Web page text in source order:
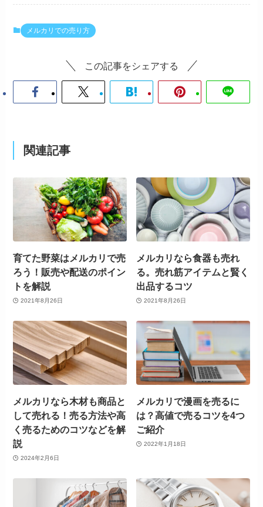
メルカリでの売り方
この記事をシェアする
関連記事
育てた野菜はメルカリで売
ろう！販売や配送のポイン
トを解説
2021年8月26日
メルカリなら食器も売れ
る。売れ筋アイテムと賢く
出品するコツ
2021年8月26日
メルカリなら木材も商品と
して売れる！売る方法や高
く売るためのコツなどを解
説
2024年2月6日
メルカリで漫画を売るに
は？高値で売るコツを4つ
ご紹介
2022年1月18日